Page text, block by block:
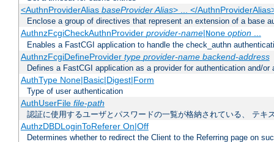
<AuthnProviderAlias baseProvider Alias> ... </
Enclose a group of directives that represent an extension of a base
AuthnzFcgiCheckAuthnProvider provider-name|None option...
Enables a FastCGI application to handle the check_authn
AuthnzFcgiDefineProvider type provider-name backend-address
Defines a FastCGI application as a provider for authentication and/or
AuthType None|Basic|Digest|Form
Type of user authentication
AuthUserFile file-path
認証に使用するユーザとパスワードの一覧が格納されている、 テキ
AuthzDBDLoginToReferer On|Off
Determines whether to redirect the Client to the Referring page on